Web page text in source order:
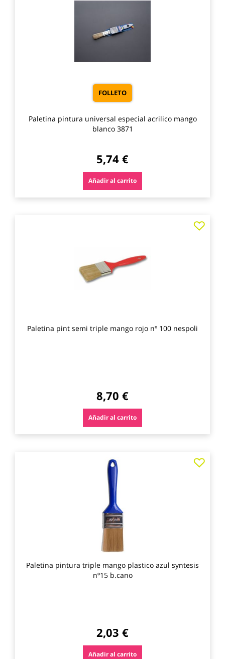
FOLLETO
Paletina pintura universal especial acrilico mango
blanco 3871
5,74 €
Añadir al carrito
Paletina pint semi triple mango rojo nº 100 nespoli
8,70 €
Añadir al carrito
Paletina pintura triple mango plastico azul syntesis
nº15 b.cano
2,03 €
Añadir al carrito